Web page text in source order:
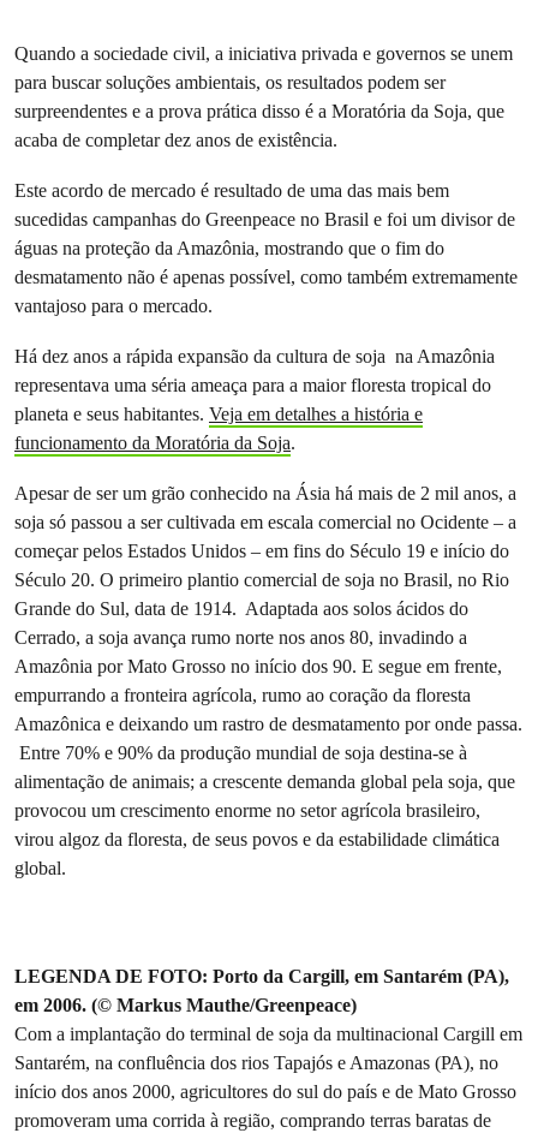
Quando a sociedade civil, a iniciativa privada e governos se unem
para buscar soluções ambientais, os resultados podem ser
surpreendentes e a prova prática disso é a Moratória da Soja, que
acaba de completar dez anos de existência.
Este acordo de mercado é resultado de uma das mais bem
sucedidas campanhas do Greenpeace no Brasil e foi um divisor de
águas na proteção da Amazônia, mostrando que o fim do
desmatamento não é apenas possível, como também extremamente
vantajoso para o mercado.
Há dez anos a rápida expansão da cultura de soja na Amazônia
representava uma séria ameaça para a maior floresta tropical do
planeta e seus habitantes. Veja em detalhes a história e
funcionamento da Moratória da Soja.
Apesar de ser um grão conhecido na Ásia há mais de 2 mil anos, a
soja só passou a ser cultivada em escala comercial no Ocidente – a
começar pelos Estados Unidos – em fins do Século 19 e início do
Século 20. O primeiro plantio comercial de soja no Brasil, no Rio
Grande do Sul, data de 1914. Adaptada aos solos ácidos do
Cerrado, a soja avança rumo norte nos anos 80, invadindo a
Amazônia por Mato Grosso no início dos 90. E segue em frente,
empurrando a fronteira agrícola, rumo ao coração da floresta
Amazônica e deixando um rastro de desmatamento por onde passa.
Entre 70% e 90% da produção mundial de soja destina-se à
alimentação de animais; a crescente demanda global pela soja, que
provocou um crescimento enorme no setor agrícola brasileiro,
virou algoz da floresta, de seus povos e da estabilidade climática
global.
LEGENDA DE FOTO: Porto da Cargill, em Santarém (PA),
em 2006. (© Markus Mauthe/Greenpeace)
Com a implantação do terminal de soja da multinacional Cargill em
Santarém, na confluência dos rios Tapajós e Amazonas (PA), no
início dos anos 2000, agricultores do sul do país e de Mato Grosso
promoveram uma corrida à região, comprando terras baratas de